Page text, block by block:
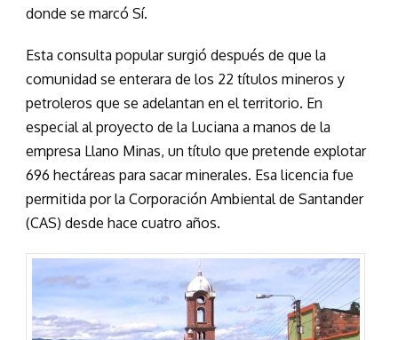
donde se marcó Sí.
Esta consulta popular surgió después de que la
comunidad se enterara de los 22 títulos mineros y
petroleros que se adelantan en el territorio. En
especial al proyecto de la Luciana a manos de la
empresa Llano Minas, un título que pretende explotar
696 hectáreas para sacar minerales. Esa licencia fue
permitida por la Corporación Ambiental de Santander
(CAS) desde hace cuatro años.